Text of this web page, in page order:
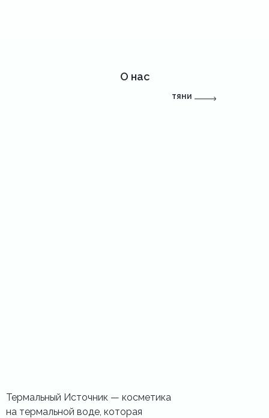
О нас
тяни
Термальный Источник — косметика
на термальной воде, которая